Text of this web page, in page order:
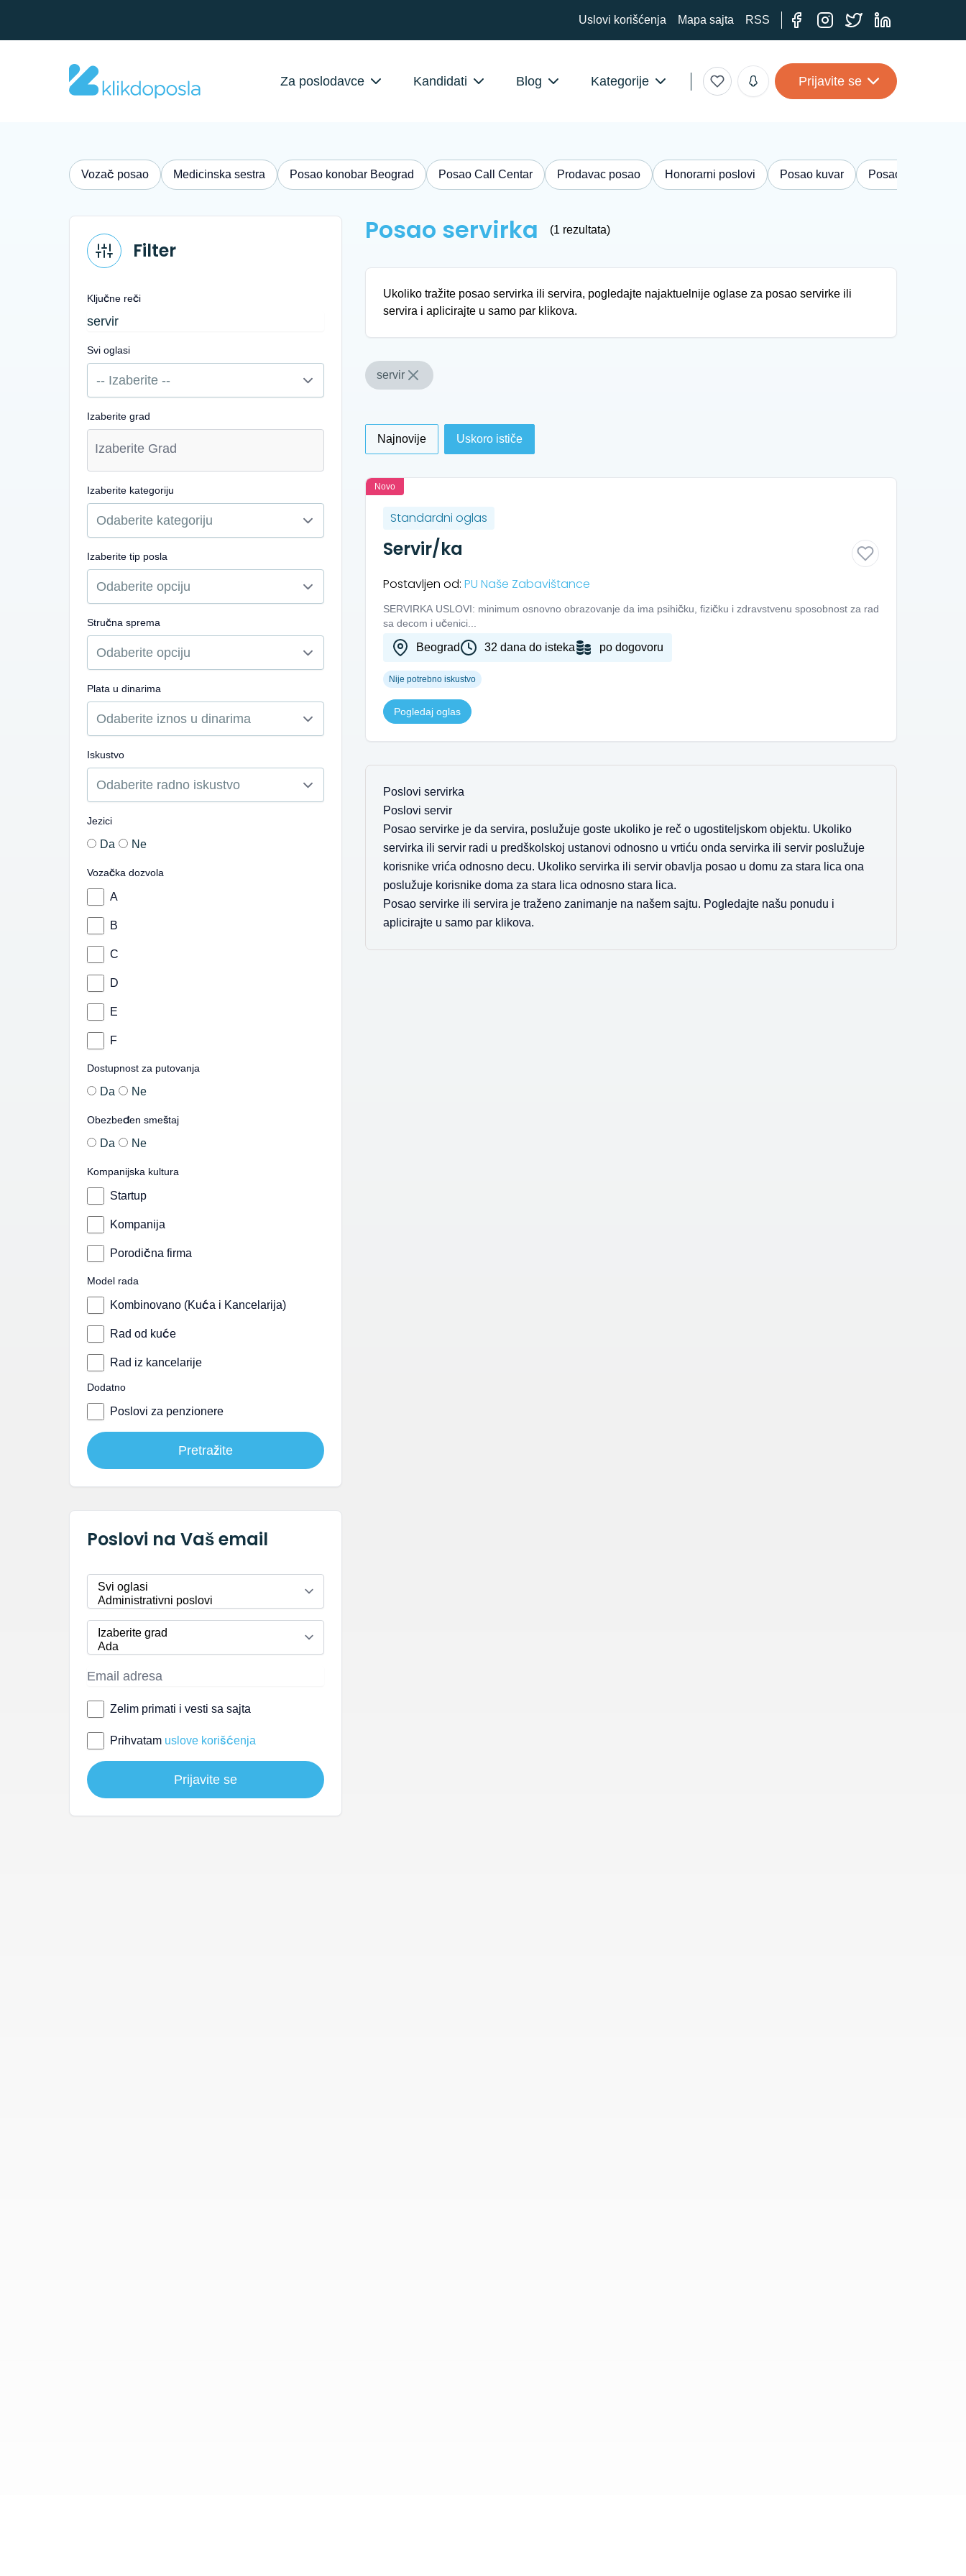
Uslovi korišćenja Mapa sajta RSS
Za poslodavce Kandidati Blog Kategorije Prijavite se
Vozač posao Medicinska sestra Posao konobar Beograd Posao Call Centar Prodavac posao Honorarni poslovi Posao kuvar Posao knjigovođa
Filter
Ključne reči
Svi oglasi
Izaberite grad
Izaberite kategoriju
Izaberite tip posla
Stručna sprema
Plata u dinarima
Iskustvo
Jezici
Da Ne
Vozačka dozvola
A
B
C
D
E
F
Dostupnost za putovanja
Da Ne
Obezbeđen smeštaj
Da Ne
Kompanijska kultura
Startup
Kompanija
Porodična firma
Model rada
Kombinovano (Kuća i Kancelarija)
Rad od kuće
Rad iz kancelarije
Dodatno
Poslovi za penzionere
Pretražite
Poslovi na Vaš email
Zelim primati i vesti sa sajta
Prihvatam uslove korišćenja
Prijavite se
Posao servirka (1 rezultata)
Ukoliko tražite posao servirka ili servira, pogledajte najaktuelnije oglase za posao servirke ili
servira i aplicirajte u samo par klikova.
servir
Najnovije Uskoro ističe
Novo
Standardni oglas
Servir/ka
Postavljen od: PU Naše Zabavištance
SERVIRKA USLOVI: minimum osnovno obrazovanje da ima psihičku, fizičku i zdravstvenu sposobnost za rad
sa decom i učenici...
Beograd 32 dana do isteka po dogovoru
Nije potrebno iskustvo
Pogledaj oglas
Poslovi servirka
Poslovi servir
Posao servirke je da servira, poslužuje goste ukoliko je reč o ugostiteljskom objektu. Ukoliko
servirka ili servir radi u predškolskoj ustanovi odnosno u vrtiću onda servirka ili servir poslužuje
korisnike vrića odnosno decu. Ukoliko servirka ili servir obavlja posao u domu za stara lica ona
poslužuje korisnike doma za stara lica odnosno stara lica.
Posao servirke ili servira je traženo zanimanje na našem sajtu. Pogledajte našu ponudu i
aplicirajte u samo par klikova.